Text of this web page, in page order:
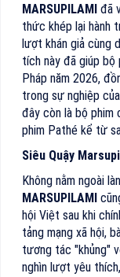
MARSUPILAMI đã
thức khép lại hành
lượt khán giả cùng
tích này đã giúp bộ
Pháp năm 2026,
trong sự nghiệp
đây còn là bộ phim
phim Pathé kể từ
Siêu Quậy
Không nằm ngoài
MARSUPILAMI
hội Việt sau khi
tảng mạng xã hội,
tương tác "khủng"
nghìn lượt yêu